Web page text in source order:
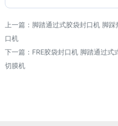
上一篇： 脚踏通过式胶袋封口机 脚
口机
下一篇： FRE胶袋封口机 脚踏通过
切膜机